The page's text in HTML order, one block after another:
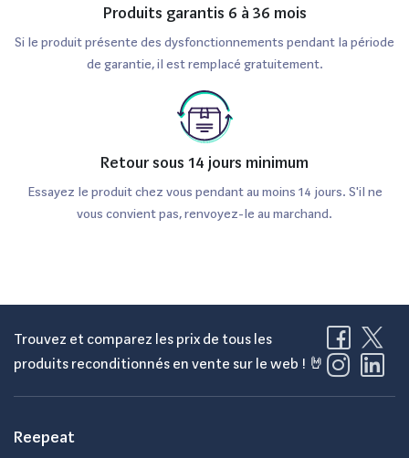
Produits garantis 6 à 36 mois
Si le produit présente des dysfonctionnements pendant la période
de garantie, il est remplacé gratuitement.
Retour sous 14 jours minimum
Essayez le produit chez vous pendant au moins 14 jours. S'il ne
vous convient pas, renvoyez-le au marchand.
Trouvez et comparez les prix de tous les
produits reconditionnés en vente sur le web ! 🤘
Reepeat